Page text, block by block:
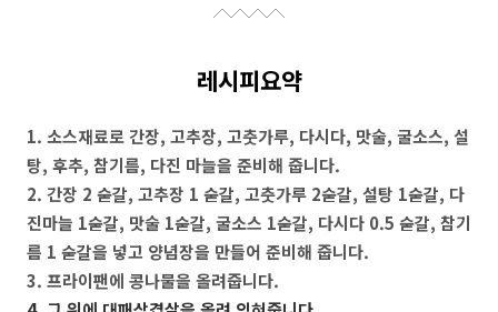
레시피요약
1. 소스재료로 간장, 고추장, 고춧가루, 다시다, 맛술, 굴소스, 설
탕, 후추, 참기름, 다진 마늘을 준비해 줍니다.
2. 간장 2 숟갈, 고추장 1 숟갈, 고춧가루 2숟갈, 설탕 1숟갈, 다
진마늘 1숟갈, 맛술 1숟갈, 굴소스 1숟갈, 다시다 0.5 숟갈, 참기
름 1 숟갈을 넣고 양념장을 만들어 준비해 줍니다.
3. 프라이팬에 콩나물을 올려줍니다.